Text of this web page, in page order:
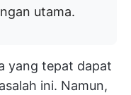
utama.
yang tepat dapat
ini. Namun,